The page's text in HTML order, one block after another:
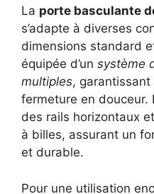
La porte basculante
s’adapte à diverses
dimensions standard
équipée d’un système
multiples,
fermeture en douceur.
des rails horizontaux
à billes, assurant un
et durable.
Pour une utilisation